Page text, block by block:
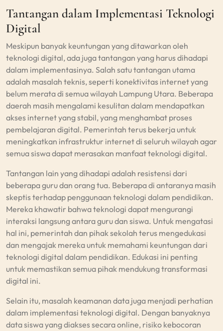
Tantangan dalam Implementasi Teknologi
Digital
Meskipun banyak keuntungan yang ditawarkan oleh
teknologi digital, ada juga tantangan yang harus dihadapi
dalam implementasinya. Salah satu tantangan utama
adalah masalah teknis, seperti konektivitas internet yang
belum merata di semua wilayah Lampung Utara. Beberapa
daerah masih mengalami kesulitan dalam mendapatkan
akses internet yang stabil, yang menghambat proses
pembelajaran digital. Pemerintah terus bekerja untuk
meningkatkan infrastruktur internet di seluruh wilayah agar
semua siswa dapat merasakan manfaat teknologi digital.
Tantangan lain yang dihadapi adalah resistensi dari
beberapa guru dan orang tua. Beberapa di antaranya masih
skeptis terhadap penggunaan teknologi dalam pendidikan.
Mereka khawatir bahwa teknologi dapat mengurangi
interaksi langsung antara guru dan siswa. Untuk mengatasi
hal ini, pemerintah dan pihak sekolah terus mengedukasi
dan mengajak mereka untuk memahami keuntungan dari
teknologi digital dalam pendidikan. Edukasi ini penting
untuk memastikan semua pihak mendukung transformasi
digital ini.
Selain itu, masalah keamanan data juga menjadi perhatian
dalam implementasi teknologi digital. Dengan banyaknya
data siswa yang diakses secara online, risiko kebocoran